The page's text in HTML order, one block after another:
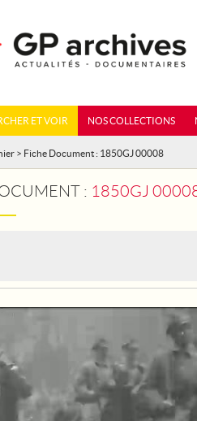
ET VOIR NOS COLLECTIONS
> Fiche Document : 1850GJ 00008
: 1850GJ 00008